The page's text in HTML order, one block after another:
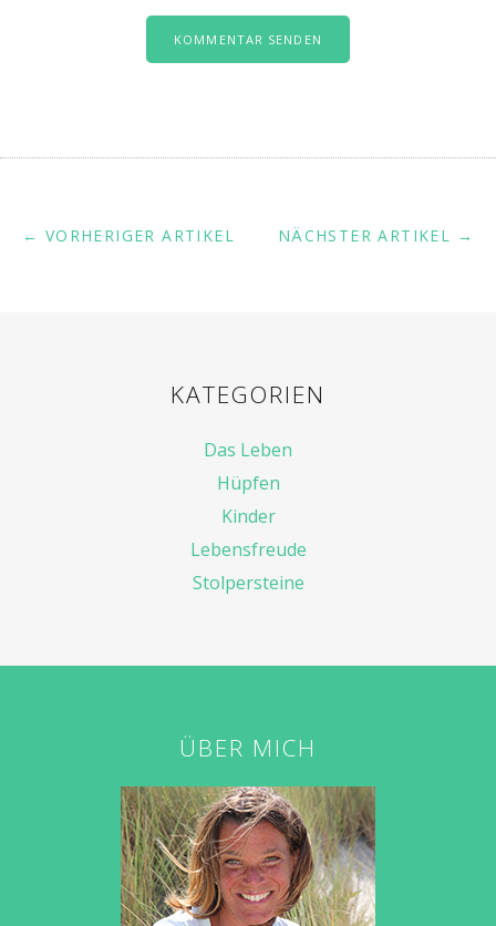
NÄCHSTER ARTIKEL →
← VORHERIGER ARTIKEL
KATEGORIEN
Das Leben
Hüpfen
Kinder
Lebensfreude
Stolpersteine
ÜBER MICH